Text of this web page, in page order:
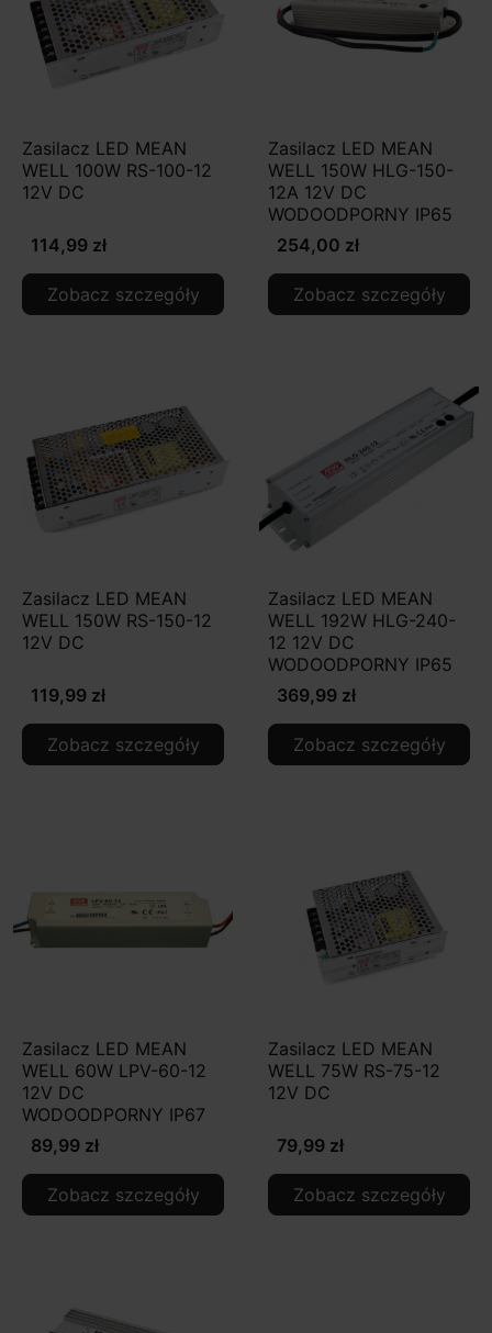
Zasilacz LED MEAN
WELL 100W RS-100-12
12V DC
114,99 zł
Zobacz szczegóły
Zasilacz LED MEAN
WELL 150W HLG-150-
12A 12V DC
WODOODPORNY IP65
254,00 zł
Zobacz szczegóły
Zasilacz LED MEAN
WELL 150W RS-150-12
12V DC
119,99 zł
Zobacz szczegóły
Zasilacz LED MEAN
WELL 192W HLG-240-
12 12V DC
WODOODPORNY IP65
369,99 zł
Zobacz szczegóły
Zasilacz LED MEAN
WELL 60W LPV-60-12
12V DC
WODOODPORNY IP67
89,99 zł
Zobacz szczegóły
Zasilacz LED MEAN
WELL 75W RS-75-12
12V DC
79,99 zł
Zobacz szczegóły